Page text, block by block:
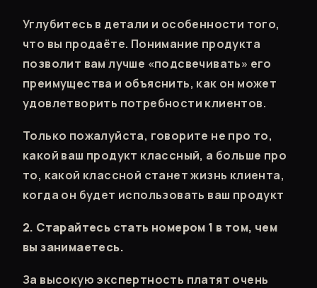
Углубитесь в детали и особенности того,
что вы продаёте. Понимание продукта
позволит вам лучше «подсвечивать» его
преимущества и объяснить, как он может
удовлетворить потребности клиентов.
Только пожалуйста, говорите не про то,
какой ваш продукт классный, а больше про
то, какой классной станет жизнь клиента,
когда он будет использовать ваш продукт
2. Старайтесь стать номером 1 в том, чем
вы занимаетесь.
За высокую экспертность платят очень